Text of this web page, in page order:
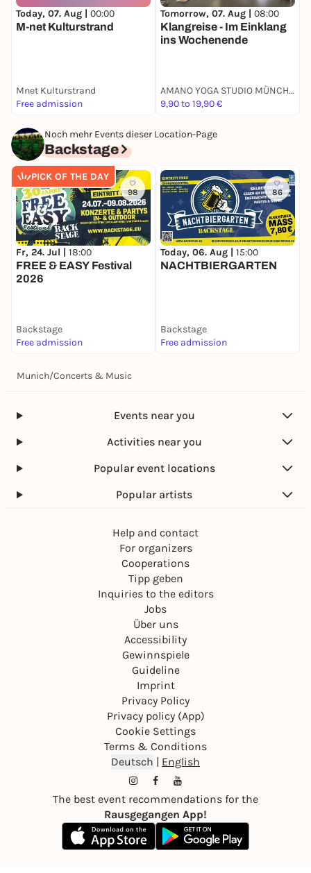
Today, 07. Aug | 00:00
M-net Kulturstrand
Mnet Kulturstrand
Free admission
Tomorrow, 07. Aug | 08:00
Klangreise - Im Einklang
ins Wochenende
AMANO YOGA STUDIO MÜNCHEN
9,90 to 19,90 €
Noch mehr Events dieser Location-Page
Backstage
PICK OF THE DAY
98
Fr, 24. Jul | 18:00
FREE & EASY Festival
2026
Backstage
Free admission
86
Today, 06. Aug | 15:00
NACHTBIERGARTEN
Backstage
Free admission
Munich/Concerts & Music
Events near you
Activities near you
Popular event locations
Popular artists
Help and contact
For organizers
Cooperations
Tipp geben
Inquiries to the editors
Jobs
Über uns
Accessibility
Gewinnspiele
Guideline
Imprint
Privacy Policy
Privacy policy (App)
Cookie Settings
Terms & Conditions
Deutsch | English
The best event recommendations for the
Rausgegangen App!